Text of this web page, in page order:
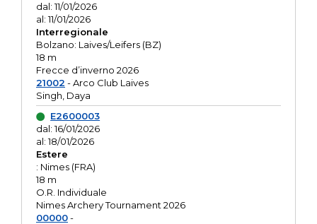
dal: 11/01/2026
al: 11/01/2026
Interregionale
Bolzano: Laives/Leifers (BZ)
18 m
Frecce d’inverno 2026
21002 - Arco Club Laives
Singh, Daya
E2600003
dal: 16/01/2026
al: 18/01/2026
Estere
: Nimes (FRA)
18 m
O.R. Individuale
Nimes Archery Tournament 2026
00000-